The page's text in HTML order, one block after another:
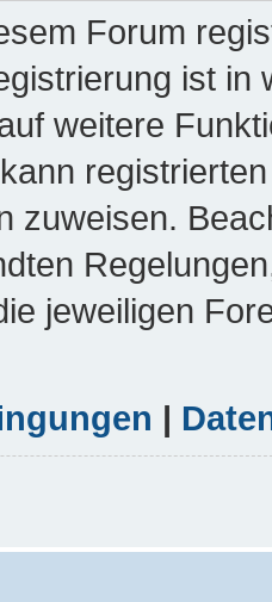
Forum
ist in
weitere
zuweisen.
jeweiligen
|